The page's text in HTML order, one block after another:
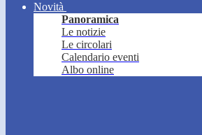
Novità
Panoramica
Le notizie
Le circolari
Calendario eventi
Albo online